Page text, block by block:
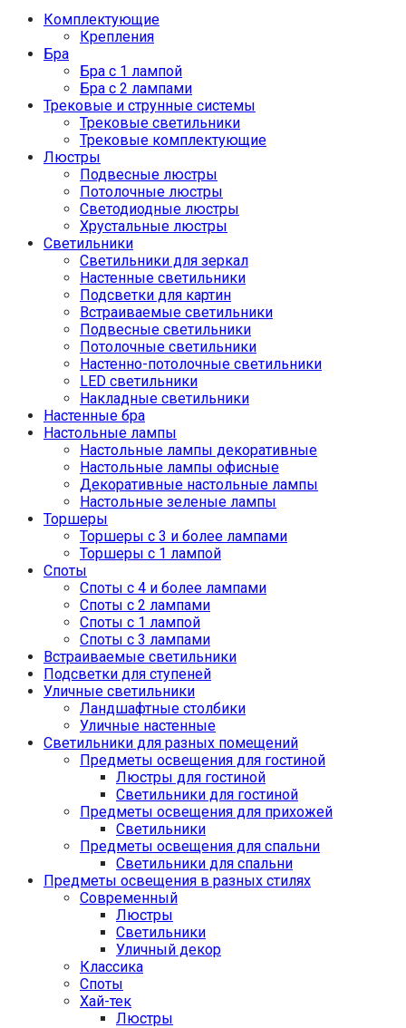
Комплектующие
Крепления
Бра
Бра с 1 лампой
Бра с 2 лампами
Трековые и струнные системы
Трековые светильники
Трековые комплектующие
Люстры
Подвесные люстры
Потолочные люстры
Светодиодные люстры
Хрустальные люстры
Светильники
Светильники для зеркал
Настенные светильники
Подсветки для картин
Встраиваемые светильники
Подвесные светильники
Потолочные светильники
Настенно-потолочные светильники
LED светильники
Накладные светильники
Настенные бра
Настольные лампы
Настольные лампы декоративные
Настольные лампы офисные
Декоративные настольные лампы
Настольные зеленые лампы
Торшеры
Торшеры с 3 и более лампами
Торшеры с 1 лампой
Споты
Споты с 4 и более лампами
Споты с 2 лампами
Споты с 1 лампой
Споты с 3 лампами
Встраиваемые светильники
Подсветки для ступеней
Уличные светильники
Ландшафтные столбики
Уличные настенные
Светильники для разных помещений
Предметы освещения для гостиной
Люстры для гостиной
Светильники для гостиной
Предметы освещения для прихожей
Светильники
Предметы освещения для спальни
Светильники для спальни
Предметы освещения в разных стилях
Cовременный
Люстры
Светильники
Уличный декор
Классика
Споты
Хай-тек
Люстры